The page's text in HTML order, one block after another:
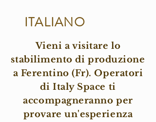
ITALIANO
Vieni a visitare lo
stabilimento di produzione
a Ferentino (Fr). Operatori
di Italy Space ti
accompagneranno per
provare un'esperienza